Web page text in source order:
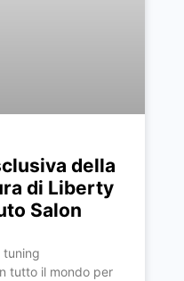
della
di Liberty
Salon
tuning
tutto il mondo per